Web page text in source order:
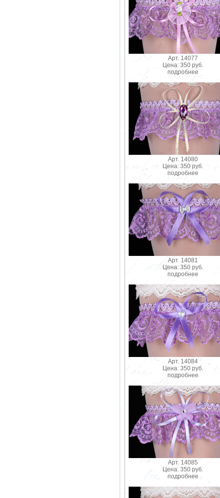
Арт. 14077
Цена: 350 руб.
подробнее
Арт. 14080
Цена: 350 руб.
подробнее
Арт. 14081
Цена: 350 руб.
подробнее
Арт. 14084
Цена: 350 руб.
подробнее
Арт. 14085
Цена: 350 руб.
подробнее